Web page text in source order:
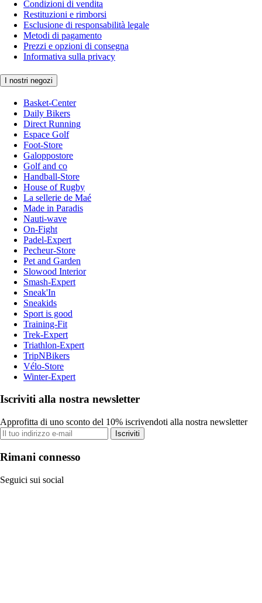
Condizioni di vendita
Restituzioni e rimborsi
Esclusione di responsabilità legale
Metodi di pagamento
Prezzi e opzioni di consegna
Informativa sulla privacy
I nostri negozi
Basket-Center
Daily Bikers
Direct Running
Espace Golf
Foot-Store
Galoppostore
Golf and co
Handball-Store
House of Rugby
La sellerie de Maé
Made in Paradis
Nauti-wave
On-Fight
Padel-Expert
Pecheur-Store
Pet and Garden
Slowood Interior
Smash-Expert
Sneak'In
Sneakids
Sport is good
Training-Fit
Trek-Expert
Triathlon-Expert
TripNBikers
Vélo-Store
Winter-Expert
Iscriviti alla nostra newsletter
Approfitta di uno sconto del 10% iscrivendoti alla nostra newsletter
Iscriviti
Rimani connesso
Seguici sui social